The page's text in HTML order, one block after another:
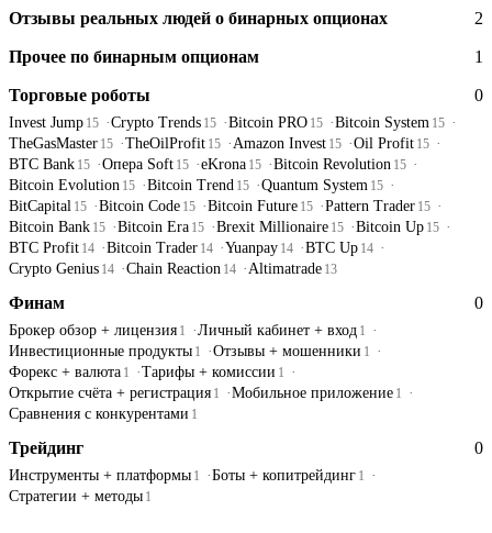
Отзывы реальных людей о бинарных опционах 2
Прочее по бинарным опционам 1
Торговые роботы 0
Invest Jump 15 Crypto Trends 15 Bitcoin PRO 15 Bitcoin System 15
TheGasMaster 15 TheOilProfit 15 Amazon Invest 15 Oil Profit 15
BTC Bank 15 Опера Soft 15 eKrona 15 Bitcoin Revolution 15
Bitcoin Evolution 15 Bitcoin Trend 15 Quantum System 15
BitCapital 15 Bitcoin Code 15 Bitcoin Future 15 Pattern Trader 15
Bitcoin Bank 15 Bitcoin Era 15 Brexit Millionaire 15 Bitcoin Up 15
BTC Profit 14 Bitcoin Trader 14 Yuanpay 14 BTC Up 14
Crypto Genius 14 Chain Reaction 14 Altimatrade 13
Финам 0
Брокер обзор + лицензия 1 Личный кабинет + вход 1
Инвестиционные продукты 1 Отзывы + мошенники 1
Форекс + валюта 1 Тарифы + комиссии 1
Открытие счёта + регистрация 1 Мобильное приложение 1
Сравнения с конкурентами 1
Трейдинг 0
Инструменты + платформы 1 Боты + копитрейдинг 1
Стратегии + методы 1